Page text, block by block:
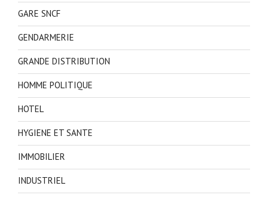
GARE SNCF
GENDARMERIE
GRANDE DISTRIBUTION
HOMME POLITIQUE
HOTEL
HYGIENE ET SANTE
IMMOBILIER
INDUSTRIEL